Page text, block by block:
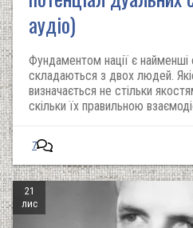
аудіо)
Фундаментом нації є найменші
складаються з двох людей.
визначається не стільки
скільки їх правильною
7
21
лис